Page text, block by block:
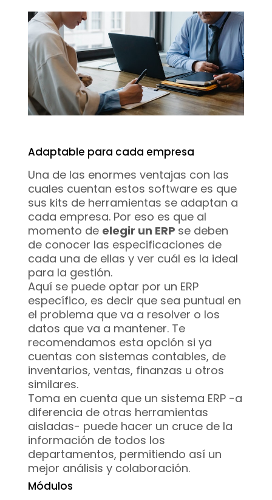
Adaptable para cada empresa
Una de las enormes ventajas con las
cuales cuentan estos software es que
sus kits de herramientas se adaptan a
cada empresa. Por eso es que al
momento de elegir un ERP se deben
de conocer las especificaciones de
cada una de ellas y ver cuál es la ideal
para la gestión.
Aquí se puede optar por un ERP
específico, es decir que sea puntual en
el problema que va a resolver o los
datos que va a mantener. Te
recomendamos esta opción si ya
cuentas con sistemas contables, de
inventarios, ventas, finanzas u otros
similares.
Toma en cuenta que un sistema ERP -a
diferencia de otras herramientas
aisladas- puede hacer un cruce de la
información de todos los
departamentos, permitiendo así un
mejor análisis y colaboración.
Módulos